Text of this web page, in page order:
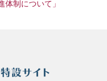
制について」